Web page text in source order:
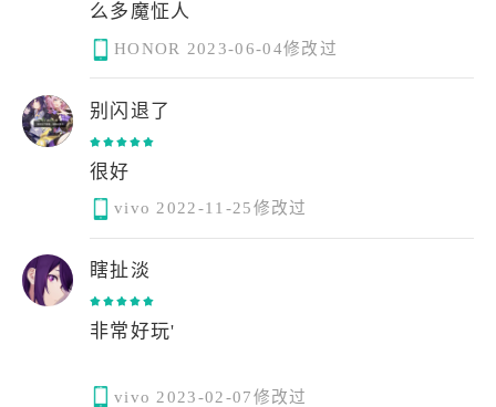
么多魔怔人
HONOR 2023-06-04修改过
别闪退了
很好
vivo 2022-11-25修改过
瞎扯淡
非常好玩'
vivo 2023-02-07修改过